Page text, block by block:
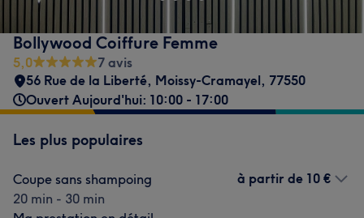
Bollywood Coiffure Femme
5,0
7 avis
56 Rue de la Liberté, Moissy-Cramayel, 77550
Ouvert Aujourd'hui: 10:00 - 17:00
Les plus populaires
Coupe sans shampoing
20 min - 30 min
à partir de 10 €